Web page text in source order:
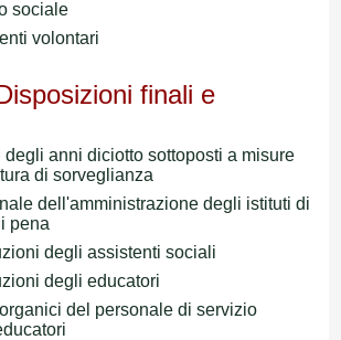
sociale
volontari
finali e
anni diciotto sottoposti a misure
di sorveglianza
dell'amministrazione degli istituti di
pena
degli assistenti sociali
degli educatori
del personale di servizio